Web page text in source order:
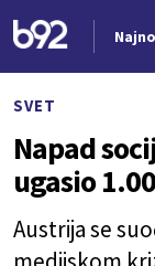
SVET
Napad
ugasio
Austrija se